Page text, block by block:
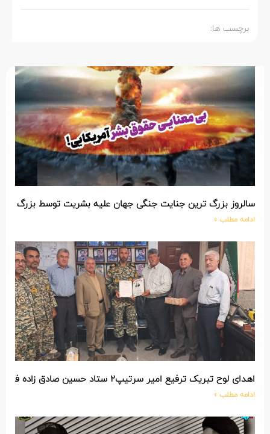
برچسب ها:
سالروز بزرگ ترین جنایت جنگی جهان علیه بشریت توسط بزرگ
ادامه مطلب »
اهدای لوح تبریک ترفیع امیر سرتیپ۲ ستاد حسین صادق زاده فرمانده تیپ ۲۵ واکنش سریع شهید آبگون نزاجا مستقر در تبریز
ادامه مطلب »